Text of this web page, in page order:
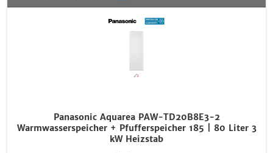
Panasonic Aquarea PAW-TD20B8E3-2
Warmwasserspeicher + Pfufferspeicher 185 | 80 Liter 3
kW Heizstab